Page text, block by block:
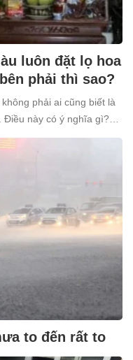
luôn đặt lọ hoa
phải thì sao?
phải ai cũng biết là
Điều này có ý nghĩa gì?
này?
to đến rất to